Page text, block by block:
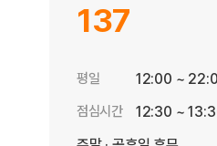
137
평일 12:00 ~
점심시간
12:30 ~